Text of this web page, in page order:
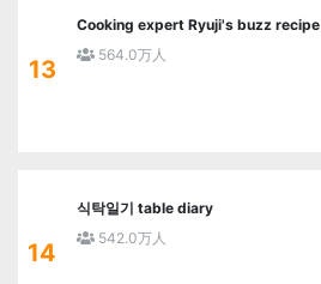
13
Cooking expert Ryuji's buzz recipe
564.0万人
14
식탁일기 table diary
542.0万人